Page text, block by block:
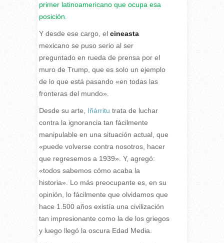
primer latinoamericano que ocupa esa
posición.
Y desde ese cargo, elcineasta
mexicano se puso serio al ser
preguntado en rueda de prensa por el
muro de Trump, que es solo un ejemplo
de lo que está pasando «en todas las
fronteras del mundo».
Desde su arte, Iñárritu trata de luchar
contra la ignorancia tan fácilmente
manipulable en una situación actual, que
«puede volverse contra nosotros, hacer
que regresemos a 1939». Y, agregó:
«todos sabemos cómo acaba la
historia». Lo más preocupante es, en su
opinión, lo fácilmente que olvidamos que
hace 1.500 años existía una civilización
tan impresionante como la de los griegos
y luego llegó la oscura Edad Media.